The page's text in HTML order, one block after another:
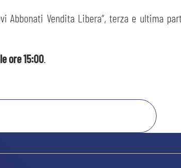
Abbonati Vendita Libera”, terza e ultima
ore 15:00